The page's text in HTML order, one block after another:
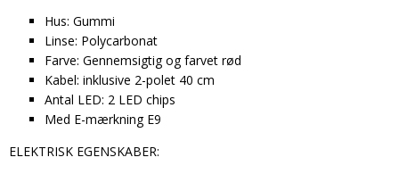
Hus: Gummi
Linse: Polycarbonat
Farve: Gennemsigtig og farvet rød
Kabel: inklusive 2-polet 40 cm
Antal LED: 2 LED chips
Med E-mærkning E9
ELEKTRISK EGENSKABER: